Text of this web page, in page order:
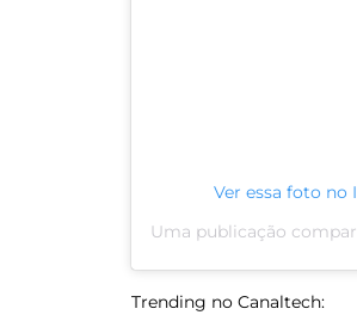
Ver essa foto no
Trending no Canaltech: